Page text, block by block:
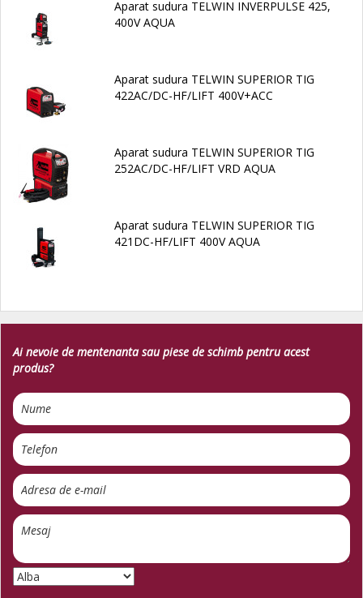
Aparat sudura TELWIN INVERPULSE 425,
400V AQUA
Aparat sudura TELWIN SUPERIOR TIG
422AC/DC-HF/LIFT 400V+ACC
Aparat sudura TELWIN SUPERIOR TIG
252AC/DC-HF/LIFT VRD AQUA
Aparat sudura TELWIN SUPERIOR TIG
421DC-HF/LIFT 400V AQUA
Ai nevoie de mentenanta sau piese de schimb pentru acest
produs?